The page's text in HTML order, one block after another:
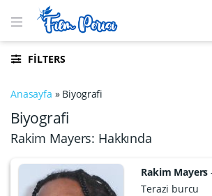
FILTERS
Anasayfa » Biyografi
Biyografi
Rakim Mayers: Hakkında
Rakim Mayers
Terazi burcu